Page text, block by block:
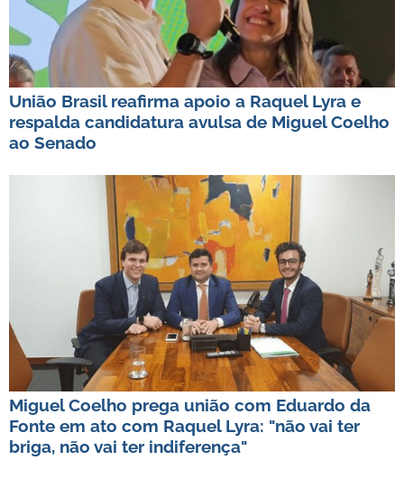
União Brasil reafirma apoio a Raquel Lyra e
respalda candidatura avulsa de Miguel Coelho
ao Senado
Miguel Coelho prega união com Eduardo da
Fonte em ato com Raquel Lyra: "não vai ter
briga, não vai ter indiferença"